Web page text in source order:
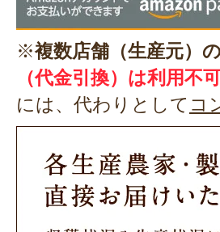
※複数店舗（生産元）
（代金引換）は利用不
には、代わりとして コ